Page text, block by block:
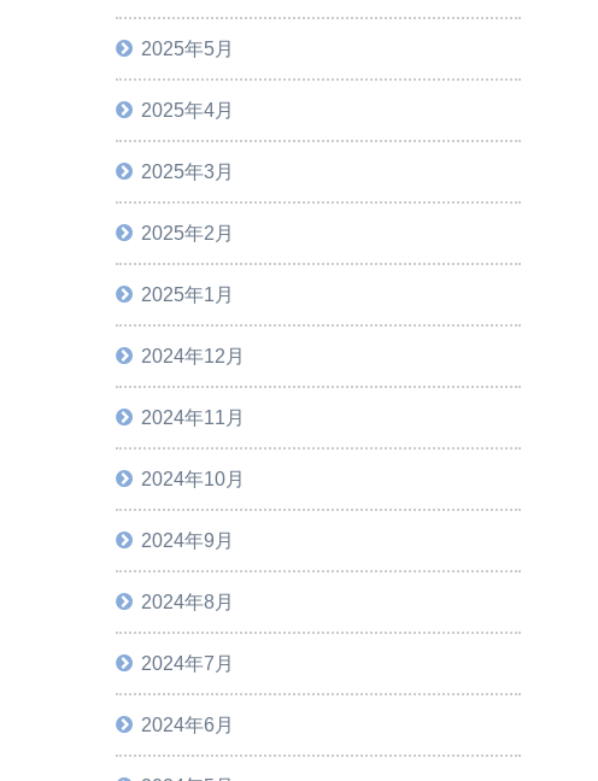
2025年5月
2025年4月
2025年3月
2025年2月
2025年1月
2024年12月
2024年11月
2024年10月
2024年9月
2024年8月
2024年7月
2024年6月